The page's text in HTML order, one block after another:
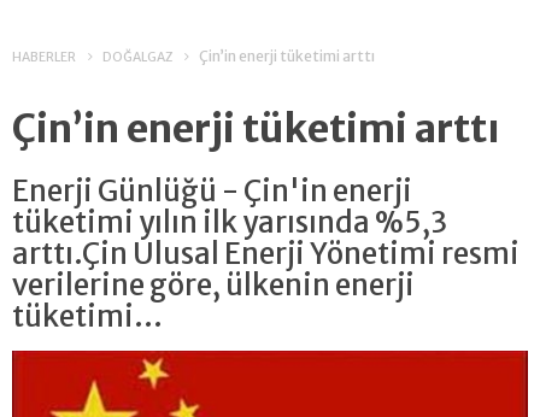
HABERLER DOĞALGAZ Çin’in enerji tüketimi arttı
Çin’in enerji tüketimi arttı
Enerji Günlüğü - Çin'in enerji
tüketimi yılın ilk yarısında %5,3
arttı.Çin Ulusal Enerji Yönetimi resmi
verilerine göre, ülkenin enerji
tüketimi...